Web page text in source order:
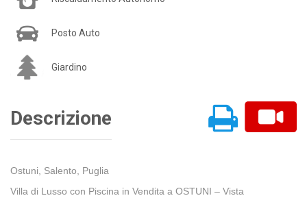
Posto Auto
Giardino
Descrizione
Ostuni, Salento, Puglia
Villa di Lusso con Piscina in Vendita a OSTUNI – Vista